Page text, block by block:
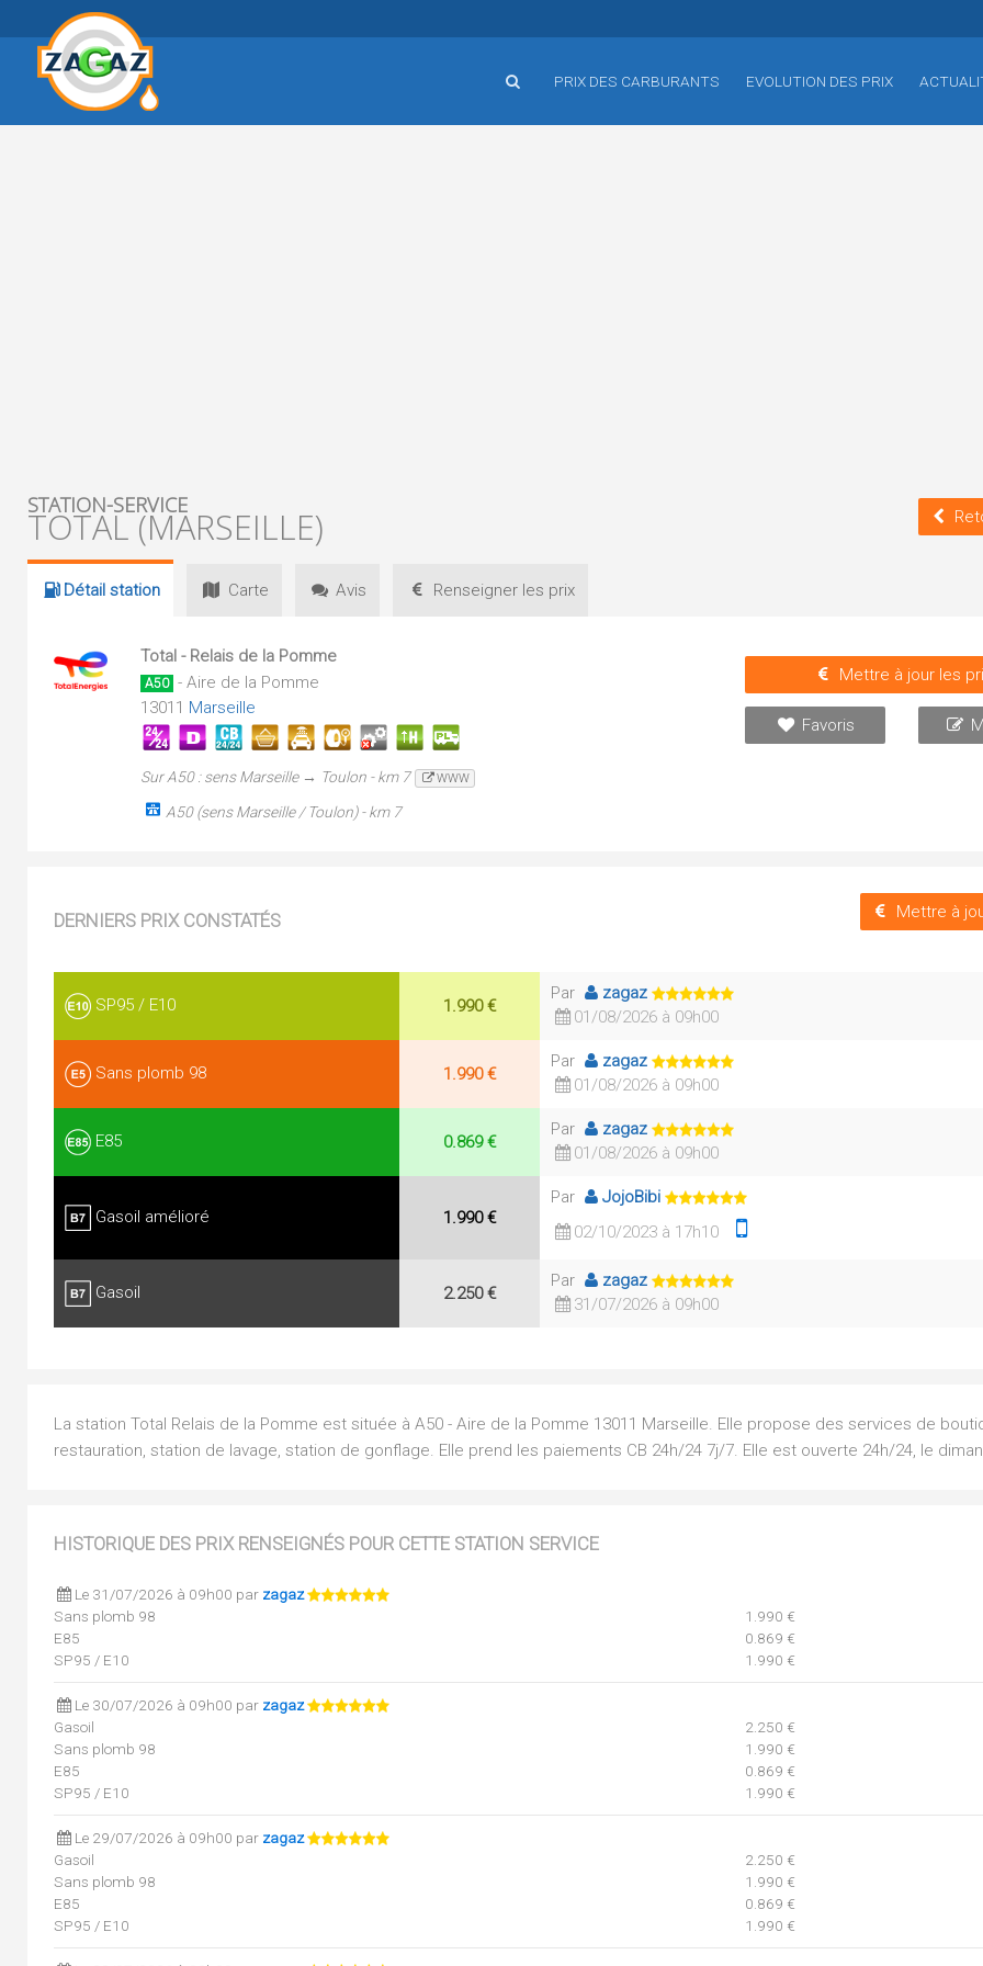
PRIX DES CARBURANTS EVOLUTION DES PRIX
STATION-SERVICE
TOTAL (MARSEILLE)
Détail station Carte Avis Renseigner les prix
Total - Relais de la Pomme
A50 - Aire de la Pomme
13011 Marseille
Sur A50 : sens Marseille → Toulon - km 7 WWW
A50 (sens Marseille / Toulon) - km 7
Mettre à jour les
Favoris
DERNIERS PRIX CONSTATÉS Mettre à
SP95 / E10 1.990 €
Par
zagaz
01/08/2026 à 09h00
Sans plomb 98 1.990 €
Par
zagaz
01/08/2026 à 09h00
E85 0.869 €
Par
zagaz
01/08/2026 à 09h00
Gasoil amélioré 1.990 €
Par
JojoBibi
02/10/2023 à 17h10
Gasoil 2.250 €
Par
zagaz
31/07/2026 à 09h00
La station Total Relais de la Pomme est située à A50 - Aire de la Pomme 13011 Marseille. Elle propose des services de
restauration, station de lavage, station de gonflage. Elle prend les paiements CB 24h/24 7j/7. Elle est ouverte 24h/24, le
HISTORIQUE DES PRIX RENSEIGNÉS POUR CETTE STATION SERVICE
Le 31/07/2026 à 09h00 par zagaz
Sans plomb 98
1.990 €
E85
0.869 €
SP95 / E10
1.990 €
Le 30/07/2026 à 09h00 par zagaz
Gasoil
2.250 €
Sans plomb 98
1.990 €
E85
0.869 €
SP95 / E10
1.990 €
Le 29/07/2026 à 09h00 par zagaz
Gasoil
2.250 €
Sans plomb 98
1.990 €
E85
0.869 €
SP95 / E10
1.990 €